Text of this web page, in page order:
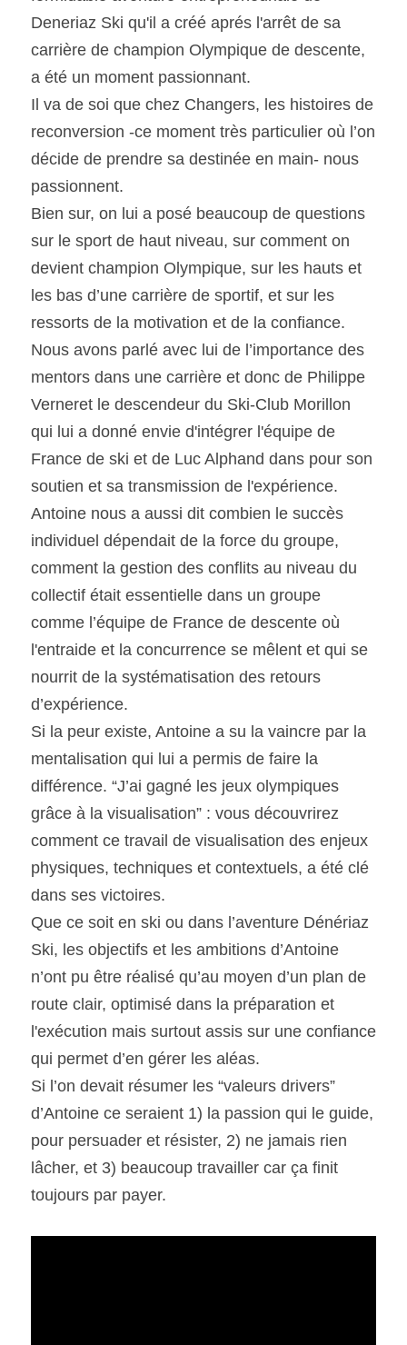
Deneriaz Ski qu'il a créé aprés l'arrêt de sa
carrière de champion Olympique de descente,
a été un moment passionnant.
Il va de soi que chez Changers, les histoires de
reconversion -ce moment très particulier où l’on
décide de prendre sa destinée en main- nous
passionnent.
Bien sur, on lui a posé beaucoup de questions
sur le sport de haut niveau, sur comment on
devient champion Olympique, sur les hauts et
les bas d’une carrière de sportif, et sur les
ressorts de la motivation et de la confiance.
Nous avons parlé avec lui de l’importance des
mentors dans une carrière et donc de Philippe
Verneret le descendeur du Ski-Club Morillon
qui lui a donné envie d'intégrer l'équipe de
France de ski et de Luc Alphand dans pour son
soutien et sa transmission de l'expérience.
Antoine nous a aussi dit combien le succès
individuel dépendait de la force du groupe,
comment la gestion des conflits au niveau du
collectif était essentielle dans un groupe
comme l’équipe de France de descente où
l'entraide et la concurrence se mêlent et qui se
nourrit de la systématisation des retours
d’expérience.
Si la peur existe, Antoine a su la vaincre par la
mentalisation qui lui a permis de faire la
différence. “J’ai gagné les jeux olympiques
grâce à la visualisation” : vous découvrirez
comment ce travail de visualisation des enjeux
physiques, techniques et contextuels, a été clé
dans ses victoires.
Que ce soit en ski ou dans l’aventure Dénériaz
Ski, les objectifs et les ambitions d’Antoine
n’ont pu être réalisé qu’au moyen d’un plan de
route clair, optimisé dans la préparation et
l'exécution mais surtout assis sur une confiance
qui permet d’en gérer les aléas.
Si l’on devait résumer les “valeurs drivers”
d’Antoine ce seraient 1) la passion qui le guide,
pour persuader et résister, 2) ne jamais rien
lâcher, et 3) beaucoup travailler car ça finit
toujours par payer.